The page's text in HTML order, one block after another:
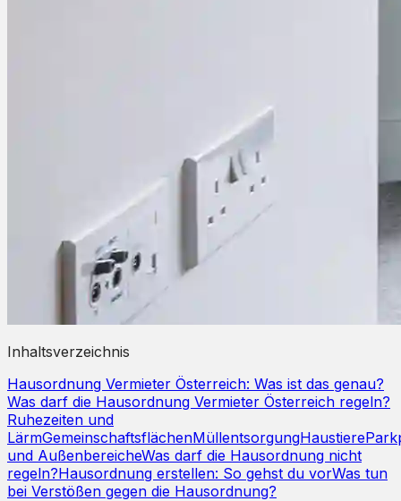
Inhaltsverzeichnis
Hausordnung Vermieter Österreich: Was ist das genau?
Was darf die Hausordnung Vermieter Österreich regeln?
Ruhezeiten und
LärmGemeinschaftsflächenMüllentsorgungHaustiere
und AußenbereicheWas darf die Hausordnung nicht
regeln?Hausordnung erstellen: So gehst du vorWas tun
bei Verstößen gegen die Hausordnung?